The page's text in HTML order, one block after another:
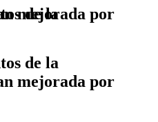
de la
mejorada por